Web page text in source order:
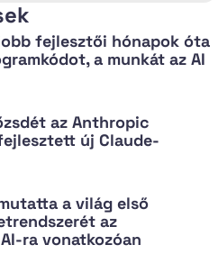
fejlesztői hónapok óta
a munkát az AI
az Anthropic
új Claude-
a világ első
az
ra vonatkozóan